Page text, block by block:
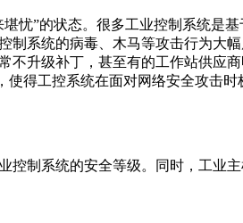
忧”的状态。很多工业控制系统是基
系统的病毒、木马等攻击行为大
升级补丁，甚至有的工作站供应
得工控系统在面对网络安全攻击
控制系统的安全等级。同时，工业